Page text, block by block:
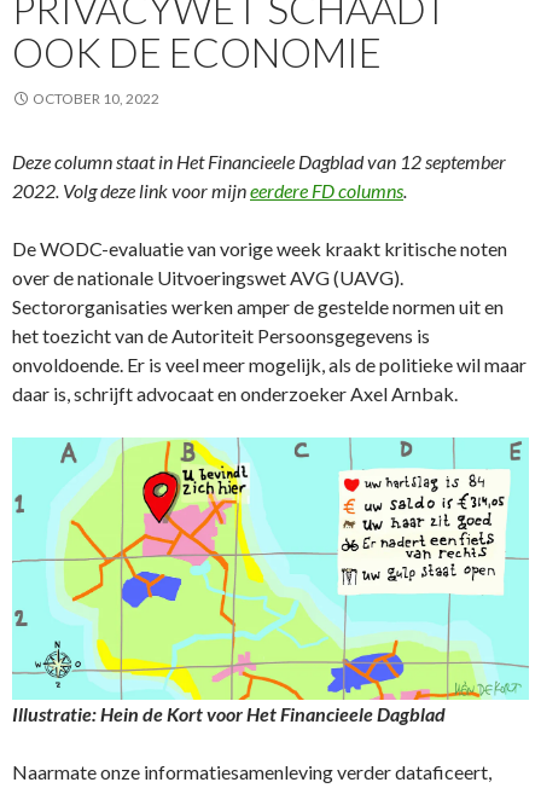
OOK DE ECONOMIE
OCTOBER 10, 2022
Deze column staat in Het Financieele Dagblad van 12 september
2022. Volg deze link voor mijneerdere FD columns
De WODC-evaluatie van vorige week kraakt kritische noten
over de nationale Uitvoeringswet AVG (UAVG).
Sectororganisaties werken amper de gestelde normen uit en
het toezicht van de Autoriteit Persoonsgegevens is
onvoldoende. Er is veel meer mogelijk, als de politieke wil maar
daar is, schrijft advocaat en onderzoeker Axel Arnbak.
Illustratie: Hein de Kort voor Het Financieele Dagblad
Naarmate onze informatiesamenleving verder dataficeert,